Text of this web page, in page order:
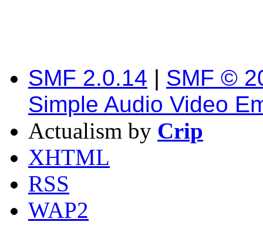
SMF 2.0.14 | SMF ©
Simple Audio Video
Actualism by Crip
XHTML
RSS
WAP2